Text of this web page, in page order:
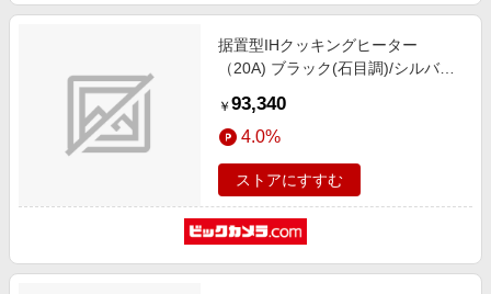
据置型IHクッキングヒーター
（20A) ブラック(石目調)/シルバー
￥ 93,340
4.0%
ストアにすすむ